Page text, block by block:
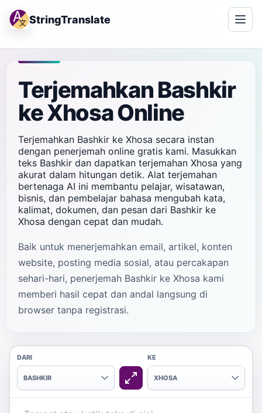
StringTranslate
Terjemahkan Bashkir
ke Xhosa Online
Terjemahkan Bashkir ke Xhosa secara instan
dengan penerjemah online gratis kami. Masukkan
teks Bashkir dan dapatkan terjemahan Xhosa yang
akurat dalam hitungan detik. Alat terjemahan
bertenaga AI ini membantu pelajar, wisatawan,
bisnis, dan pembelajar bahasa mengubah kata,
kalimat, dokumen, dan pesan dari Bashkir ke
Xhosa dengan cepat dan mudah.
Baik untuk menerjemahkan email, artikel, konten
website, posting media sosial, atau percakapan
sehari-hari, penerjemah Bashkir ke Xhosa kami
memberi hasil cepat dan andal langsung di
browser tanpa registrasi.
DARI
BASHKIR
KE
XHOSA